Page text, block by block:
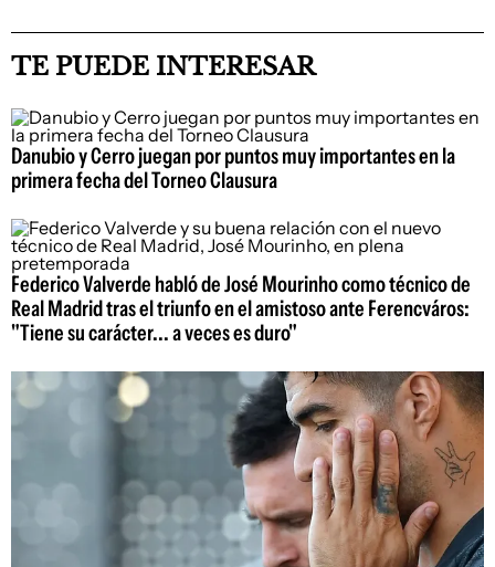
TE PUEDE INTERESAR
Danubio y Cerro juegan por puntos muy importantes en la
primera fecha del Torneo Clausura
Federico Valverde habló de José Mourinho como técnico de
Real Madrid tras el triunfo en el amistoso ante Ferencváros:
"Tiene su carácter... a veces es duro"